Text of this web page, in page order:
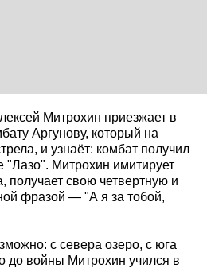
Митрохин приезжает в
Аргунову, который на
и узнаёт: комбат получил
"Лазо". Митрохин имитирует
получает свою четвертную и
фразой — "А я за тобой,
с севера озеро, с юга
до войны Митрохин учился в